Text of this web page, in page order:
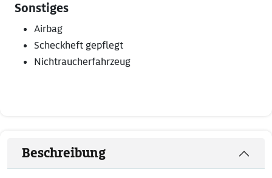
Sonstiges
Airbag
Scheckheft gepflegt
Nichtraucherfahrzeug
Beschreibung